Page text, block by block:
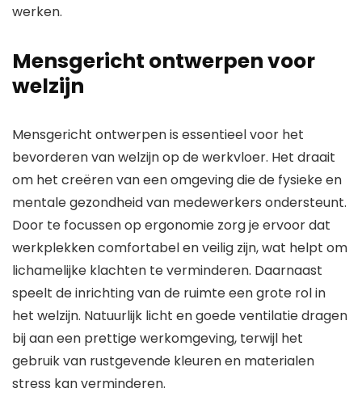
werken.
Mensgericht ontwerpen voor
welzijn
Mensgericht ontwerpen is essentieel voor het
bevorderen van welzijn op de werkvloer. Het draait
om het creëren van een omgeving die de fysieke en
mentale gezondheid van medewerkers ondersteunt.
Door te focussen op ergonomie zorg je ervoor dat
werkplekken comfortabel en veilig zijn, wat helpt om
lichamelijke klachten te verminderen. Daarnaast
speelt de inrichting van de ruimte een grote rol in
het welzijn. Natuurlijk licht en goede ventilatie dragen
bij aan een prettige werkomgeving, terwijl het
gebruik van rustgevende kleuren en materialen
stress kan verminderen.